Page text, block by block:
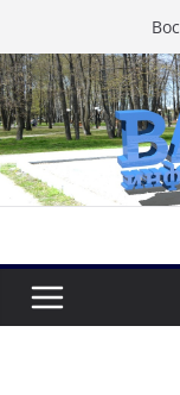
к
содержимому